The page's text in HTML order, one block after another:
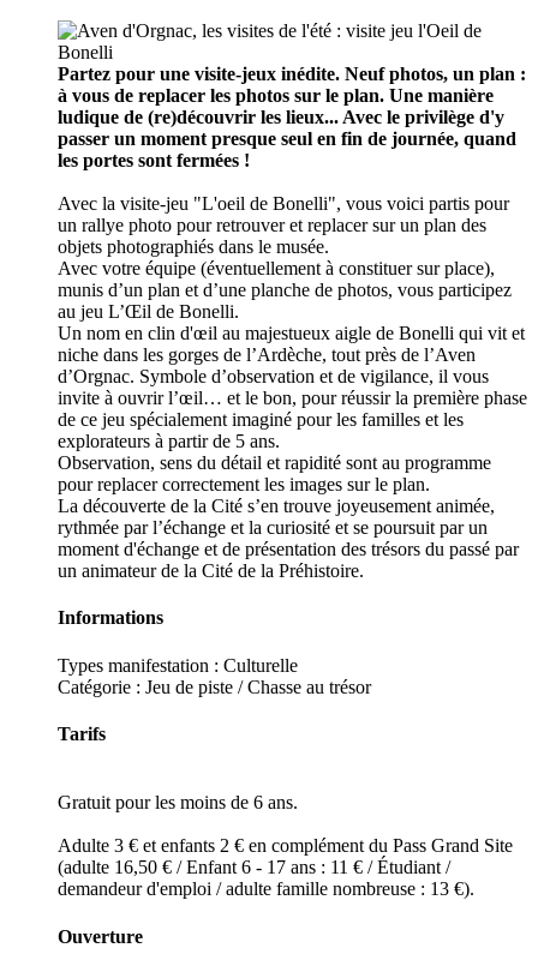
Partez pour une visite-jeux inédite. Neuf photos, un plan :
à vous de replacer les photos sur le plan. Une manière
ludique de (re)découvrir les lieux... Avec le privilège d'y
passer un moment presque seul en fin de journée, quand
les portes sont fermées !
Avec la visite-jeu "L'oeil de Bonelli", vous voici partis pour
un rallye photo pour retrouver et replacer sur un plan des
objets photographiés dans le musée.
Avec votre équipe (éventuellement à constituer sur place),
munis d’un plan et d’une planche de photos, vous participez
au jeu L’Œil de Bonelli.
Un nom en clin d'œil au majestueux aigle de Bonelli qui vit et
niche dans les gorges de l’Ardèche, tout près de l’Aven
d’Orgnac. Symbole d’observation et de vigilance, il vous
invite à ouvrir l’œil… et le bon, pour réussir la première phase
de ce jeu spécialement imaginé pour les familles et les
explorateurs à partir de 5 ans.
Observation, sens du détail et rapidité sont au programme
pour replacer correctement les images sur le plan.
La découverte de la Cité s’en trouve joyeusement animée,
rythmée par l’échange et la curiosité et se poursuit par un
moment d'échange et de présentation des trésors du passé par
un animateur de la Cité de la Préhistoire.
Informations
Types manifestation : Culturelle
Catégorie : Jeu de piste / Chasse au trésor
Tarifs
Gratuit pour les moins de 6 ans.
Adulte 3 € et enfants 2 € en complément du Pass Grand Site
(adulte 16,50 € / Enfant 6 - 17 ans : 11 € / Étudiant /
demandeur d'emploi / adulte famille nombreuse : 13 €).
Ouverture